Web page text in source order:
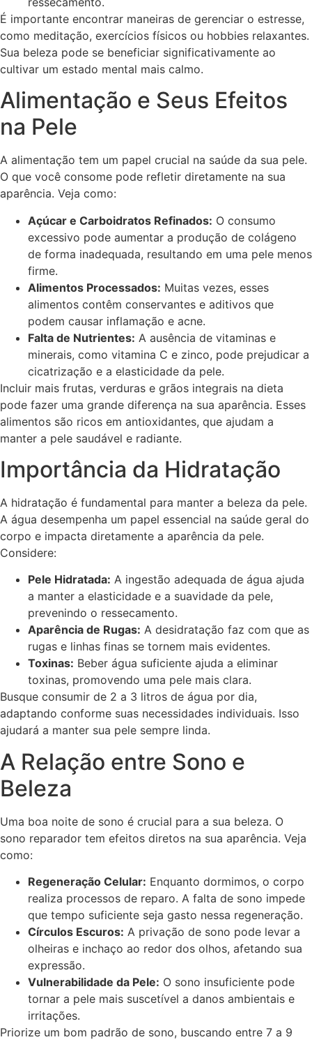
É importante encontrar maneiras de gerenciar o estresse,
como meditação, exercícios físicos ou hobbies relaxantes.
Sua beleza pode se beneficiar significativamente ao
cultivar um estado mental mais calmo.
Alimentação e Seus Efeitos
na Pele
A alimentação tem um papel crucial na saúde da sua pele.
O que você consome pode refletir diretamente na sua
aparência. Veja como:
Açúcar e Carboidratos Refinados: O consumo
excessivo pode aumentar a produção de colágeno
de forma inadequada, resultando em uma pele menos
firme.
Alimentos Processados: Muitas vezes, esses
alimentos contêm conservantes e aditivos que
podem causar inflamação e acne.
Falta de Nutrientes: A ausência de vitaminas e
minerais, como vitamina C e zinco, pode prejudicar a
cicatrização e a elasticidade da pele.
Incluir mais frutas, verduras e grãos integrais na dieta
pode fazer uma grande diferença na sua aparência. Esses
alimentos são ricos em antioxidantes, que ajudam a
manter a pele saudável e radiante.
Importância da Hidratação
A hidratação é fundamental para manter a beleza da pele.
A água desempenha um papel essencial na saúde geral do
corpo e impacta diretamente a aparência da pele.
Considere:
Pele Hidratada: A ingestão adequada de água ajuda
a manter a elasticidade e a suavidade da pele,
prevenindo o ressecamento.
Aparência de Rugas: A desidratação faz com que as
rugas e linhas finas se tornem mais evidentes.
Toxinas: Beber água suficiente ajuda a eliminar
toxinas, promovendo uma pele mais clara.
Busque consumir de 2 a 3 litros de água por dia,
adaptando conforme suas necessidades individuais. Isso
ajudará a manter sua pele sempre linda.
A Relação entre Sono e
Beleza
Uma boa noite de sono é crucial para a sua beleza. O
sono reparador tem efeitos diretos na sua aparência. Veja
como:
Regeneração Celular: Enquanto dormimos, o corpo
realiza processos de reparo. A falta de sono impede
que tempo suficiente seja gasto nessa regeneração.
Círculos Escuros: A privação de sono pode levar a
olheiras e inchaço ao redor dos olhos, afetando sua
expressão.
Vulnerabilidade da Pele: O sono insuficiente pode
tornar a pele mais suscetível a danos ambientais e
irritações.
Priorize um bom padrão de sono, buscando entre 7 a 9